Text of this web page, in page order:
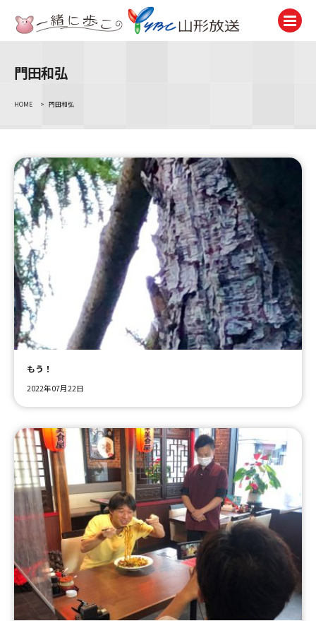
ニュース
News
アナウンサー
Announcer
イベント
Event
試写会・プレゼント
Present
やまがた情熱市場
門田和弘
HOME > 門田和弘
もう！
2022年07月22日